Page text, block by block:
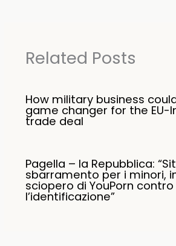
Related Posts
How military business
game changer for the EU-
trade deal
Pagella – la Repubblica:
sbarramento per i minori,
sciopero di YouPorn contro
l’identificazione”